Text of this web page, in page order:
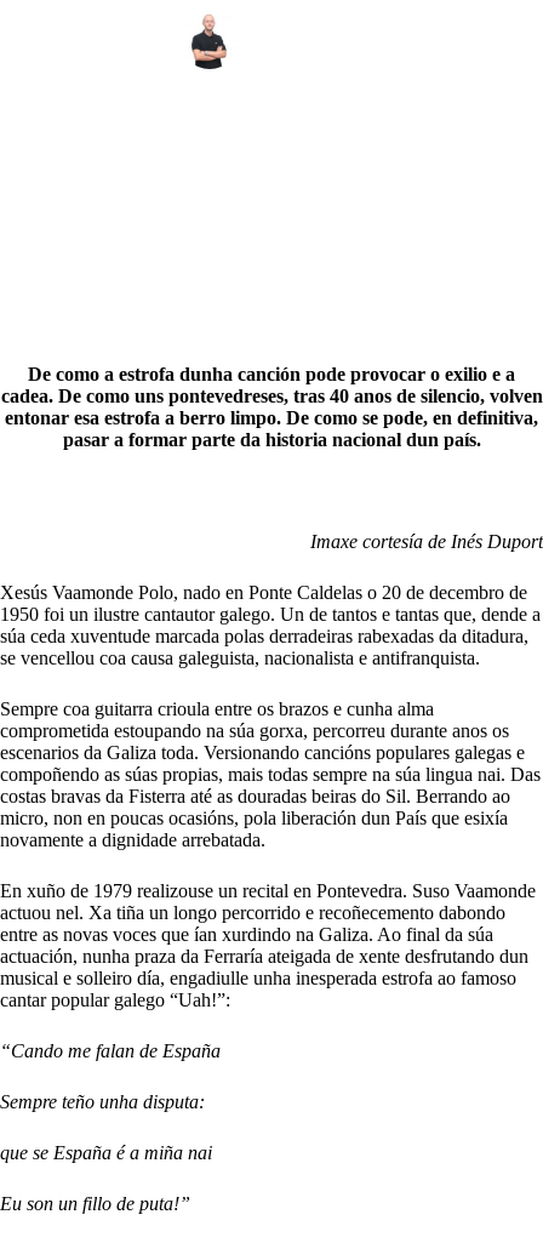
De como a estrofa dunha canción pode provocar o exilio e a
cadea. De como uns pontevedreses, tras 40 anos de silencio, volven
entonar esa estrofa a berro limpo. De como se pode, en definitiva,
pasar a formar parte da historia nacional dun país.
Imaxe cortesía de Inés Duport
Xesús Vaamonde Polo, nado en Ponte Caldelas o 20 de decembro de
1950 foi un ilustre cantautor galego. Un de tantos e tantas que, dende a
súa ceda xuventude marcada polas derradeiras rabexadas da ditadura,
se vencellou coa causa galeguista, nacionalista e antifranquista.
Sempre coa guitarra crioula entre os brazos e cunha alma
comprometida estoupando na súa gorxa, percorreu durante anos os
escenarios da Galiza toda. Versionando cancións populares galegas e
compoñendo as súas propias, mais todas sempre na súa lingua nai. Das
costas bravas da Fisterra até as douradas beiras do Sil. Berrando ao
micro, non en poucas ocasións, pola liberación dun País que esixía
novamente a dignidade arrebatada.
En xuño de 1979 realizouse un recital en Pontevedra. Suso Vaamonde
actuou nel. Xa tiña un longo percorrido e recoñecemento dabondo
entre as novas voces que ían xurdindo na Galiza. Ao final da súa
actuación, nunha praza da Ferraría ateigada de xente desfrutando dun
musical e solleiro día, engadiulle unha inesperada estrofa ao famoso
cantar popular galego “Uah!”:
“Cando me falan de España
Sempre teño unha disputa:
que se España é a miña nai
Eu son un fillo de puta!”